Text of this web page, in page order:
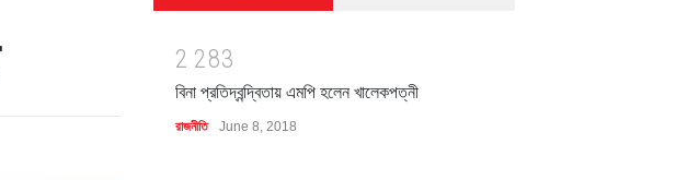
2 283
বিনা প্রতিদ্বন্দ্বিতায় এমপি হলেন খালেকপত্নী
রাজনীতি June 8, 2018